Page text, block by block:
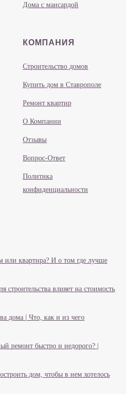
Дома с мансардой
КОМПАНИЯ
Строительство домов
Купить дом в Ставрополе
Ремонт квартир
О Компании
Отзывы
Вопрос-Ответ
Политика
конфиденциальности
или квартира? И о том где лучше
строительства влияет на стоимость
дома | Что, как и из чего
ремонт быстро и недорого? |
дом, чтобы в нем хотелось